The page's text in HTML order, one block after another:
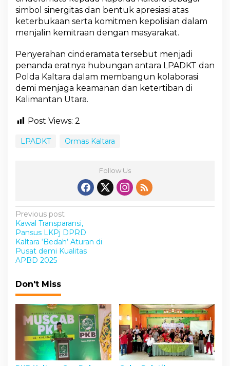
simbol sinergitas dan bentuk apresiasi atas
keterbukaan serta komitmen kepolisian dalam
menjalin kemitraan dengan masyarakat.
Penyerahan cinderamata tersebut menjadi
penanda eratnya hubungan antara LPADKT dan
Polda Kaltara dalam membangun kolaborasi
demi menjaga keamanan dan ketertiban di
Kalimantan Utara.
Post Views: 2
LPADKT Ormas Kaltara
Follow Us
P
o
s
t
a
v
a
t
Previous post
Kawal Transparansi,
Pansus LKPj DPRD
Kaltara ‘Bedah’ Aturan di
Pusat demi Kualitas
APBD 2025
Don't Miss